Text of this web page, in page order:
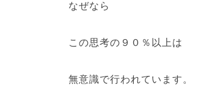
なぜなら
この思考の９０％以上は
無意識で行われています。